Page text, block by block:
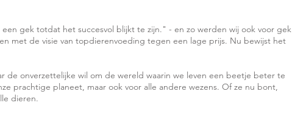
gek totdat het succesvol blijkt te zijn." - en zo werden wij ook voor gek
met de visie van topdierenvoeding tegen een lage prijs. Nu bewijst het
de onverzettelijke wil om de wereld waarin we leven een beetje beter te
prachtige planeet, maar ook voor alle andere wezens. Of ze nu bont,
dieren.